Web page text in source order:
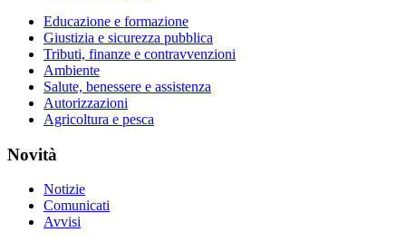
Educazione e formazione
Giustizia e sicurezza pubblica
Tributi, finanze e contravvenzioni
Ambiente
Salute, benessere e assistenza
Autorizzazioni
Agricoltura e pesca
Novità
Notizie
Comunicati
Avvisi